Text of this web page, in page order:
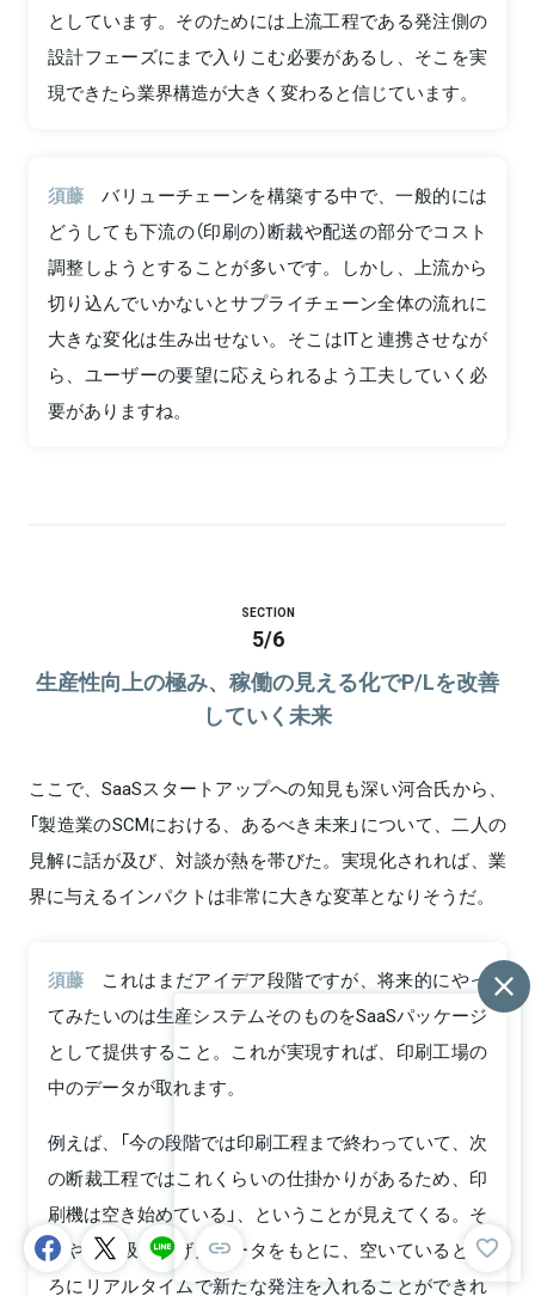
としています。そのためには上流工程である発注側の
設計フェーズにまで入りこむ必要があるし、そこを実
現できたら業界構造が大きく変わると信じています。
須藤
バリューチェーンを構築する中で、一般的には
どうしても下流の（印刷の）断裁や配送の部分でコスト
調整しようとすることが多いです。しかし、上流から
切り込んでいかないとサプライチェーン全体の流れに
大きな変化は生み出せない。そこはITと連携させなが
ら、ユーザーの要望に応えられるよう工夫していく必
要がありますね。
SECTION
5/6
生産性向上の極み、稼働の見える化でP/Lを改善
していく未来
ここで、SaaSスタートアップへの知見も深い河合氏から、
「製造業のSCMにおける、あるべき未来」について、二人の
見解に話が及び、対談が熱を帯びた。実現化されれば、業
界に与えるインパクトは非常に大きな変革となりそうだ。
須藤
これはまだアイデア段階ですが、将来的にやっ
てみたいのは生産システムそのものをSaaSパッケージ
として提供すること。これが実現すれば、印刷工場の
中のデータが取れます。
例えば、「今の段階では印刷工程まで終わっていて、次
の断裁工程ではこれくらいの仕掛かりがあるため、印
刷機は空き始めている」、ということが見えてくる。そ
うやって吸い上げたデータをもとに、空いているとこ
ろにリアルタイムで新たな発注を入れることができれ